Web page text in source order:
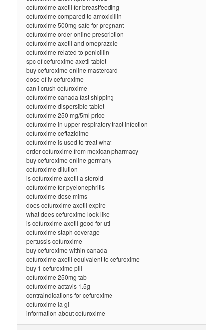
cefuroxime axetil for breastfeeding
cefuroxime compared to amoxicillin
cefuroxime 500mg safe for pregnant
cefuroxime order online prescription
cefuroxime axetil and omeprazole
cefuroxime related to penicillin
spc of cefuroxime axetil tablet
buy cefuroxime online mastercard
dose of iv cefuroxime
can i crush cefuroxime
cefuroxime canada fast shipping
cefuroxime dispersible tablet
cefuroxime 250 mg/5ml price
cefuroxime in upper respiratory tract infection
cefuroxime ceftazidime
cefuroxime is used to treat what
order cefuroxime from mexican pharmacy
buy cefuroxime online germany
cefuroxime dilution
is cefuroxime axetil a steroid
cefuroxime for pyelonephritis
cefuroxime dose mims
does cefuroxime axetil expire
what does cefuroxime look like
is cefuroxime axetil good for uti
cefuroxime staph coverage
pertussis cefuroxime
buy cefuroxime within canada
cefuroxime axetil equivalent to cefuroxime
buy 1 cefuroxime pill
cefuroxime 250mg tab
cefuroxime actavis 1.5g
contraindications for cefuroxime
cefuroxime la gi
information about cefuroxime